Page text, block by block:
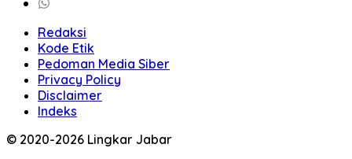
Redaksi
Kode Etik
Pedoman Media Siber
Privacy Policy
Disclaimer
Indeks
© 2020-2026 Lingkar Jabar